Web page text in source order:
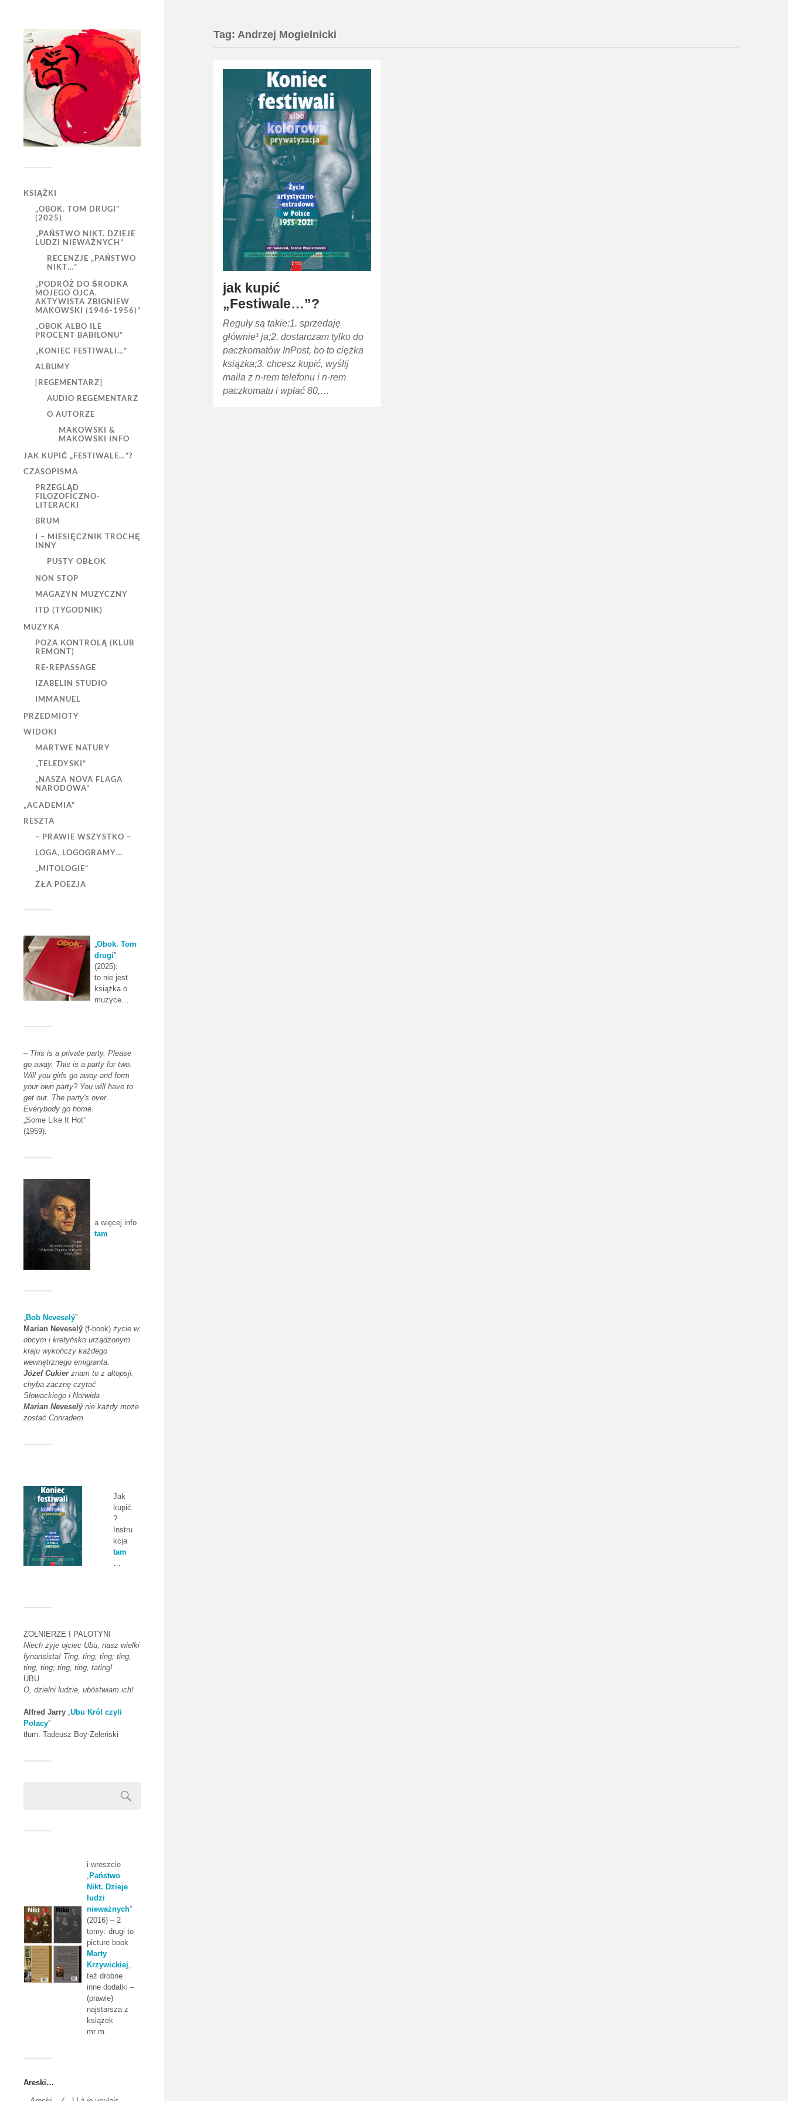
KSIĄŻKI
„OBOK. TOM DRUGI”
(2025)
„PAŃSTWO NIKT. DZIEJE
LUDZI NIEWAŻNYCH”
RECENZJE „PAŃSTWO
NIKT…”
„PODRÓŻ DO ŚRODKA
MOJEGO OJCA.
AKTYWISTA ZBIGNIEW
MAKOWSKI (1946-1956)”
„OBOK ALBO ILE
PROCENT BABILONU”
„KONIEC FESTIWALI…”
ALBUMY
[REGEMENTARZ]
AUDIO REGEMENTARZ
O AUTORZE
MAKOWSKI &
MAKOWSKI INFO
JAK KUPIĆ „FESTIWALE…”?
CZASOPISMA
PRZEGLĄD
FILOZOFICZNO-
LITERACKI
BRUM
I – MIESIĘCZNIK TROCHĘ
INNY
PUSTY OBŁOK
NON STOP
MAGAZYN MUZYCZNY
ITD (TYGODNIK)
MUZYKA
POZA KONTROLĄ (KLUB
REMONT)
RE-REPASSAGE
IZABELIN STUDIO
IMMANUEL
PRZEDMIOTY
WIDOKI
MARTWE NATURY
„TELEDYSKI”
„NASZA NOVA FLAGA
NARODOWA”
„ACADEMIA”
RESZTA
– PRAWIE WSZYSTKO –
LOGA, LOGOGRAMY…
„MITOLOGIE”
ZŁA POEZJA
„Obok. Tom
drugi”
(2025):
to nie jest
książka o
muzyce…
– This is a private party. Please
go away. This is a party for two.
Will you girls go away and form
your own party? You will have to
get out. The party's over.
Everybody go home.
„Some Like It Hot”
(1959).
a więcej info
tam
Bob Neveselý”
Marian Neveselý (f-book) życie w
obcym i kretyńsko urządzonym
kraju wykończy każdego
wewnętrznego emigranta.
Józef Cukierznam to z ałtopsji.
chyba zacznę czytać
Słowackiego i Norwida
Marian Neveselýnie każdy może
zostać Conradem
Jak
kupić
?
Instru
kcja
tam
ŻOŁNIERZE I PALOTYNI
Niech żyje ojciec Ubu, nasz wielki
fynansista! Ting, ting, ting; ting,
ting, ting; ting, ting, tating!
UBU
O, dzielni ludzie, ubóstwiam ich!
Alfred Jarry Ubu Król czyli
Polacy”
tłum. Tadeusz Boy-Żeleński
i wreszcie
„Państwo
Nikt. Dzieje
ludzi
nieważnych”
(2016) – 2
tomy: drugi to
picture book
Marty
Krzywickiej,
też drobne
inne dodatki –
(prawie)
najstarsza z
książek
mr m.
Areski…
Tag:Andrzej Mogielnicki
jak kupić
„Festiwale…”?
Reguły są takie:1. sprzedaję
głównie¹ ja;2. dostarczam tylko do
paczkomatów InPost, bo to ciężka
książka;3. chcesz kupić, wyślij
maila z n-rem telefonu i n-rem
paczkomatu i wpłać 80,…